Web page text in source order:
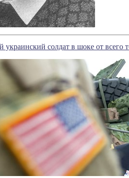
украинский солдат в шоке от всего